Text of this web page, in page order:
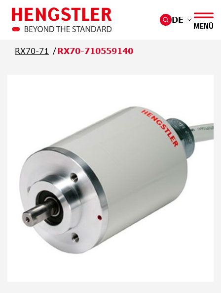
Überspringen Sie zum Hauptmenü
DE
MENÜ
RX70-71 RX70-710559140